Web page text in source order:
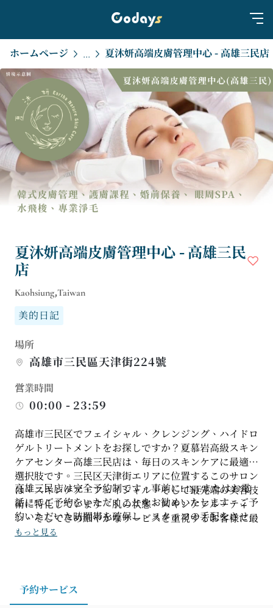
ホームページ ... 夏沐妍高端皮膚管理中心 - 高雄三民店
夏沐妍高端皮膚管理中心 - 高雄三民
店
Kaohsiung,Taiwan
美的日記
場所
高雄市三民區天津街224號
営業時間
00:00 - 23:59
高雄市三民区でフェイシャル、クレンジング、ハイドロ
ゲルトリートメントをお探しですか？夏慕岩高級スキン
ケアセンター高雄三民店は、毎日のスキンケアに最適な
選択肢です。三民区天津街エリアに位置するこのサロン
は、スキンケア、フェイシャル、そして最先端の美容技
術に特化しています。肌の状態、スキンケアルーティ
ン、そしてきめ細やかなサービスを重視するお客様に最
適です。肌分析、カスタマイズされたトリートメントプ
高雄三民店は完全予約制です。事前にLINEまたはお電
話にてご予約をいただくことをお勧めいたします。ご予
約いただいた時間帯を確保し、スタッフの手配をさせて
いただきます。ニキビ治療、保湿美容液、ハイドロゲル
予約いただくことをお勧めします。このサービスは、継
続的なスキンケアを希望される方、プライバシーを重視
もっと見る
予約サービス